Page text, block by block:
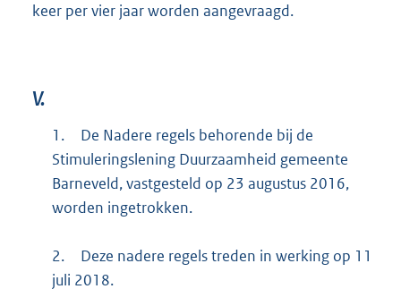
keer per vier jaar worden aangevraagd.
V.
1.
De Nadere regels behorende bij de
Stimuleringslening Duurzaamheid gemeente
Barneveld, vastgesteld op 23 augustus 2016,
worden ingetrokken.
2.
Deze nadere regels treden in werking op 11
juli 2018.